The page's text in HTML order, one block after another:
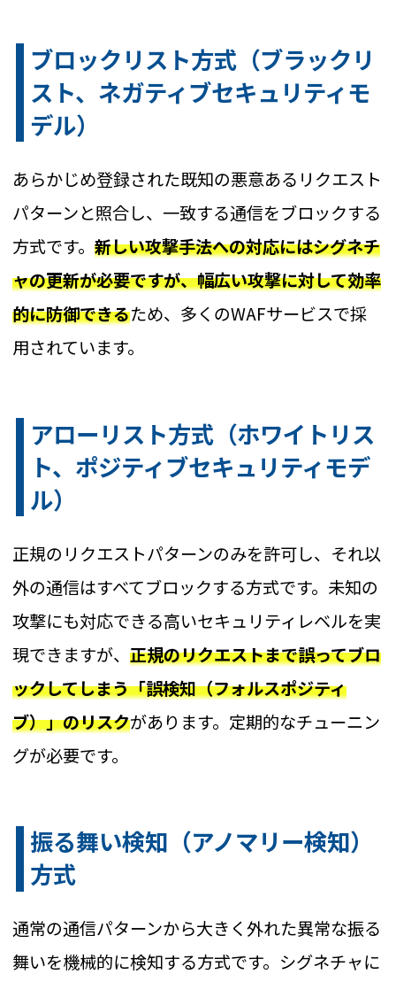
ブロックリスト方式（ブラックリ
スト、ネガティブセキュリティモ
デル）
あらかじめ登録された既知の悪意あるリクエスト
パターンと照合し、一致する通信をブロックする
方式です。新しい攻撃手法への対応にはシグネチ
ャの更新が必要ですが、幅広い攻撃に対して効率
的に防御できるため、多くのWAFサービスで採
用されています。
アローリスト方式（ホワイトリス
ト、ポジティブセキュリティモデ
ル）
正規のリクエストパターンのみを許可し、それ以
外の通信はすべてブロックする方式です。未知の
攻撃にも対応できる高いセキュリティレベルを実
現できますが、正規のリクエストまで誤ってブロ
ックしてしまう「誤検知（フォルスポジティ
ブ）」のリスクがあります。定期的なチューニン
グが必要です。
振る舞い検知（アノマリー検知）
方式
通常の通信パターンから大きく外れた異常な振る
舞いを機械的に検知する方式です。シグネチャに